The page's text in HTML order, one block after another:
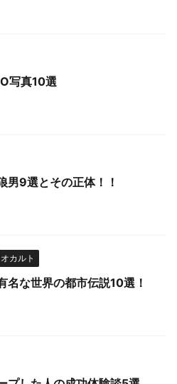
写真10選
男9選とその正体！！
オカルト
名な世界の都市伝説10選！